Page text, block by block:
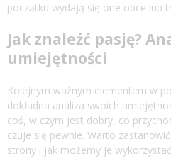
początku wydają się one obce lub
Jak znaleźć pasję?
umiejętności
Kolejnym ważnym elementem w
dokładna analiza swoich
coś, w czym jest dobry, co
czuje się pewnie. Warto
strony i jak możemy je